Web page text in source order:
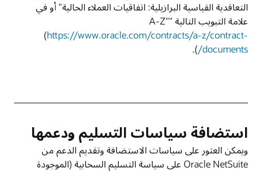
التعاقدية القياسية البرازيلية: اتفاقيات العملاء الحالية" أو في
علامة التبويب التالية "A-Z"
(https://www.oracle.com/contracts/a-z/contract-
documents/
).
استضافة سياسات التسليم ودعمها
ويمكن العثور على سياسات الاستضافة وتقديم الدعم من
Oracle NetSuite على سياسة التسليم السحابية (الموجودة